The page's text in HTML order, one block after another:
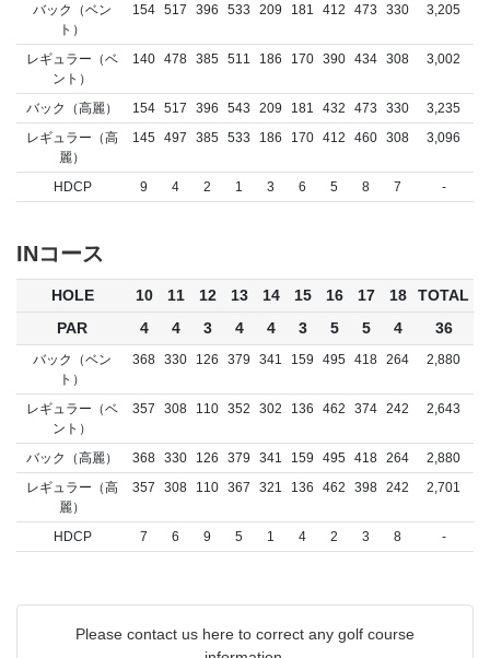
バック（ベン
ト）
154 517 396 533 209 181 412 473 330 3,205
レギュラー（ベ
ント）
140 478 385 511 186 170 390 434 308 3,002
バック（高麗） 154 517 396 543 209 181 432 473 330
3,235
レギュラー（高
麗）
145 497 385 533 186 170 412 460 308 3,096
HDCP 9 4 2 1 3 6 5 8 7 -
INコース
HOLE 10 11 12 13 14 15 16 17 18
TOTAL
PAR
4 4 3 4 4 3 5 5 4 36
バック（ベン
ト）
368 330 126 379 341 159 495 418 264 2,880
レギュラー（ベ
ント）
357 308 110 352 302 136 462 374 242 2,643
バック（高麗） 368 330 126 379 341 159 495 418 264
2,880
レギュラー（高
麗）
357 308 110 367 321 136 462 398 242 2,701
HDCP 7 6 9 5 1 4 2 3 8 -
Please contact us here to correct any golf course